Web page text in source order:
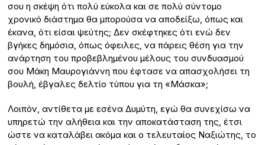
σου η σκέψη ότι πολύ εύκολα και σε πολύ σύντομο
χρονικό διάστημα θα μπορούσα να αποδείξω, όπως και
έκανα, ότι είσαι ψεύτης; Δεν σκέφτηκες ότι ενώ δεν
βγήκες δημόσια, όπως όφειλες, να πάρεις θέση για την
ανάρτηση του προβεβλημένου μέλους του συνδυασμού
σου Μάκη Μαυρογιάννη που έφτασε να απασχολήσει τη
βουλή, έβγαλες δελτίο τύπου για τη «Μάσκα»;
Λοιπόν, αντίθετα με εσένα Δυμύτη, εγώ θα συνεχίσω να
υπηρετώ την αλήθεια και την αποκατάσταση της, έτσι
ώστε να καταλάβει ακόμα και ο τελευταίος Ναξιώτης, το